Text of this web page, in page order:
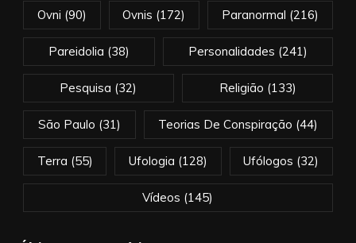
Ovni (90) Ovnis (172) Paranormal (216)
Pareidolia (38) Personalidades (241)
Pesquisa (32) Religião (133)
São Paulo (31) Teorias De Conspiração (44)
Terra (55) Ufologia (128) Ufólogos (32)
Vídeos (145)